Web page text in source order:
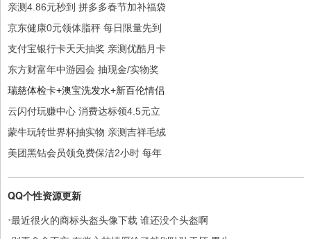
亲测4.86元秒到 拼多多春节加补福袋
京东健康0元领体脂秤 每日限量先到
支付宝银行卡天天抽奖 亲测优酷月卡
东方财富年中游园会 抽现金/实物奖
瑞慈体检卡+澳宝洗发水+新百伦情侣
云闪付玩赚中心 消费达标领4.5元立
蒙牛玩转世界杯抽实物 亲测吉祥毛绒
美团黑钻会员领免费保洁2小时 每年
QQ个性资源更新
·最近很火的商标头盔头像下载 谁还没个头盔啊